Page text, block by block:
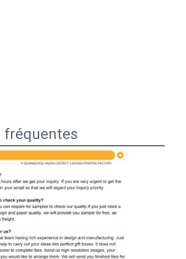
fréquentes